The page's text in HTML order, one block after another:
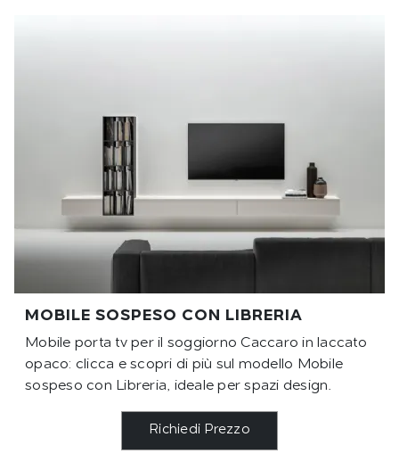
MOBILE SOSPESO CON LIBRERIA
Mobile porta tv per il soggiorno Caccaro in laccato
opaco: clicca e scopri di più sul modello Mobile
sospeso con Libreria, ideale per spazi design.
Richiedi Prezzo